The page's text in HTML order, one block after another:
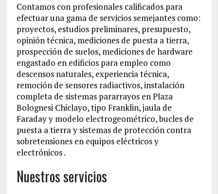
Contamos con profesionales calificados para
efectuar una gama de servicios semejantes como:
proyectos, estudios preliminares, presupuesto,
opinión técnica, mediciones de puesta a tierra,
prospección de suelos, mediciones de hardware
engastado en edificios para empleo como
descensos naturales, experiencia técnica,
remoción de sensores radiactivos, instalación
completa de sistemas pararrayos en Plaza
Bolognesi Chiclayo, tipo Franklin, jaula de
Faraday y modelo electrogeométrico, bucles de
puesta a tierra y sistemas de protección contra
sobretensiones en equipos eléctricos y
electrónicos .
Nuestros servicios